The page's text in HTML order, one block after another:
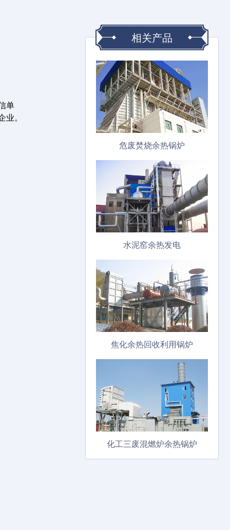
单
。
相关产品
危废焚烧余热锅炉
水泥窑余热发电
焦化余热回收利用锅炉
化工三废混燃炉余热锅炉